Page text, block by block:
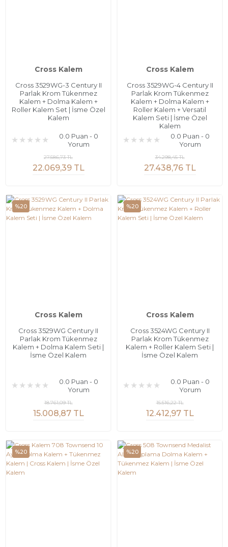
Cross Kalem
Cross 3529WG-3 Century II
Parlak Krom Tükenmez
Kalem + Dolma Kalem +
Roller Kalem Set | İsme Özel
Kalem
0.0 Puan - 0
Yorum
22.069,39 TL
27.586,73 TL
Cross Kalem
Cross 3529WG-4 Century II
Parlak Krom Tükenmez
Kalem + Dolma Kalem +
Roller Kalem + Versatil
Kalem Seti | İsme Özel
Kalem
0.0 Puan - 0
Yorum
27.438,76 TL
34.298,45 TL
%20
Cross Kalem
Cross 3529WG Century II
Parlak Krom Tükenmez
Kalem + Dolma Kalem Seti |
İsme Özel Kalem
0.0 Puan - 0
Yorum
15.008,87 TL
18.761,09 TL
%20
Cross Kalem
Cross 3524WG Century II
Parlak Krom Tükenmez
Kalem + Roller Kalem Seti |
İsme Özel Kalem
0.0 Puan - 0
Yorum
12.412,97 TL
15.516,22 TL
%20 %20